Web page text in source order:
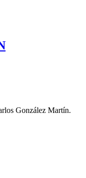
González Martín.